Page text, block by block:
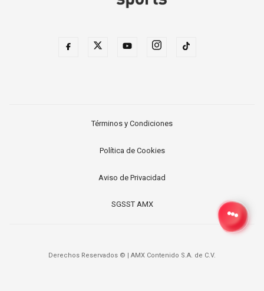
Términos y Condiciones
Política de Cookies
Aviso de Privacidad
SGSST AMX
Derechos Reservados © | AMX Contenido S.A. de C.V.